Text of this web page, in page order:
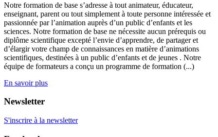
Notre formation de base s’adresse à tout animateur, éducateur,
enseignant, parent ou tout simplement à toute personne intéressée et
passionnée par l’animation auprès d’un public d’enfants et les
sciences. Notre formation de base ne nécessite aucun prérequis ou
diplôme scientifique excepté l’envie d’apprendre, de partager et
d’élargir votre champ de connaissances en matière d’animations
scientifiques, destinées à un public d’enfants et de jeunes . Notre
équipe de formateurs a conçu un programme de formation (...)
En savoir plus
Newsletter
S'inscrire à la newsletter